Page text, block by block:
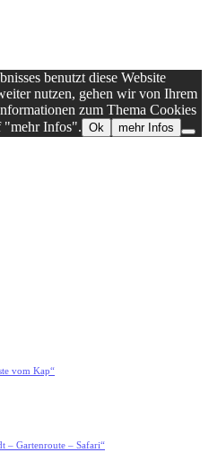
vom Kap“
– Gartenroute – Safari“
benutzt diese Website
nutzen, gehen wir von Ihrem
zum Thema Cookies
"mehr Infos". Ok mehr Infos